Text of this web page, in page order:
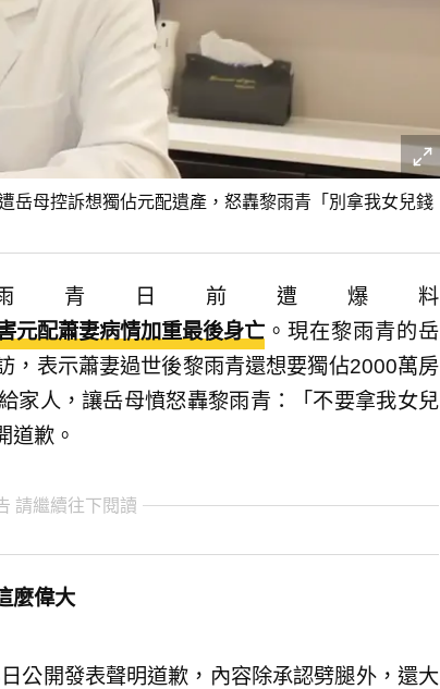
岳母控訴想獨佔元配遺產，怒轟黎雨青「別拿我女兒錢
青日前遭爆料
元配蕭妻病情加重最後身亡。現在黎雨青的岳
，表示蕭妻過世後黎雨青還想要獨佔2000萬房
家人，讓岳母憤怒轟黎雨青：「不要拿我女兒
道歉。
請繼續往下閱讀
麼偉大
公開發表聲明道歉，內容除承認劈腿外，還大